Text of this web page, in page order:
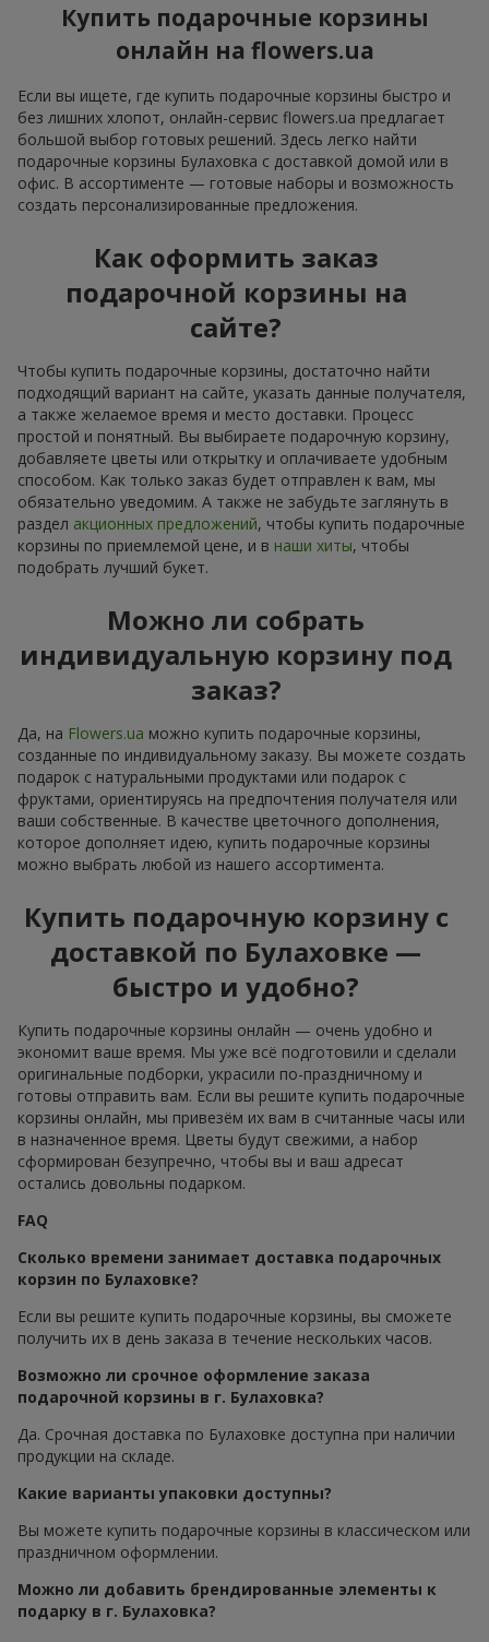
Купить подарочные корзины
онлайн на flowers.ua
Если вы ищете, где купить подарочные корзины быстро и
без лишних хлопот, онлайн-сервис flowers.ua предлагает
большой выбор готовых решений. Здесь легко найти
подарочные корзины Булаховка с доставкой домой или в
офис. В ассортименте — готовые наборы и возможность
создать персонализированные предложения.
Как оформить заказ
подарочной корзины на
сайте?
Чтобы купить подарочные корзины, достаточно найти
подходящий вариант на сайте, указать данные получателя,
а также желаемое время и место доставки. Процесс
простой и понятный. Вы выбираете подарочную корзину,
добавляете цветы или открытку и оплачиваете удобным
способом. Как только заказ будет отправлен к вам, мы
обязательно уведомим. А также не забудьте заглянуть в
раздел акционных предложений, чтобы купить подарочные
корзины по приемлемой цене, и в наши хиты, чтобы
подобрать лучший букет.
Можно ли собрать
индивидуальную корзину под
заказ?
Да, на Flowers.ua можно купить подарочные корзины,
созданные по индивидуальному заказу. Вы можете создать
подарок с натуральными продуктами или подарок с
фруктами, ориентируясь на предпочтения получателя или
ваши собственные. В качестве цветочного дополнения,
которое дополняет идею, купить подарочные корзины
можно выбрать любой из нашего ассортимента.
Купить подарочную корзину с
доставкой по Булаховке —
быстро и удобно?
Купить подарочные корзины онлайн — очень удобно и
экономит ваше время. Мы уже всё подготовили и сделали
оригинальные подборки, украсили по-праздничному и
готовы отправить вам. Если вы решите купить подарочные
корзины онлайн, мы привезём их вам в считанные часы или
в назначенное время. Цветы будут свежими, а набор
сформирован безупречно, чтобы вы и ваш адресат
остались довольны подарком.
FAQ
Сколько времени занимает доставка подарочных
корзин по Булаховке?
Если вы решите купить подарочные корзины, вы сможете
получить их в день заказа в течение нескольких часов.
Возможно ли срочное оформление заказа
подарочной корзины в г. Булаховка?
Да. Срочная доставка по Булаховке доступна при наличии
продукции на складе.
Какие варианты упаковки доступны?
Вы можете купить подарочные корзины в классическом или
праздничном оформлении.
Можно ли добавить брендированные элементы к
подарку в г. Булаховка?